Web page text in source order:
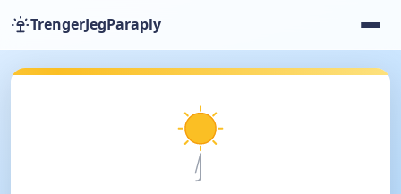
TrengerJegParaply